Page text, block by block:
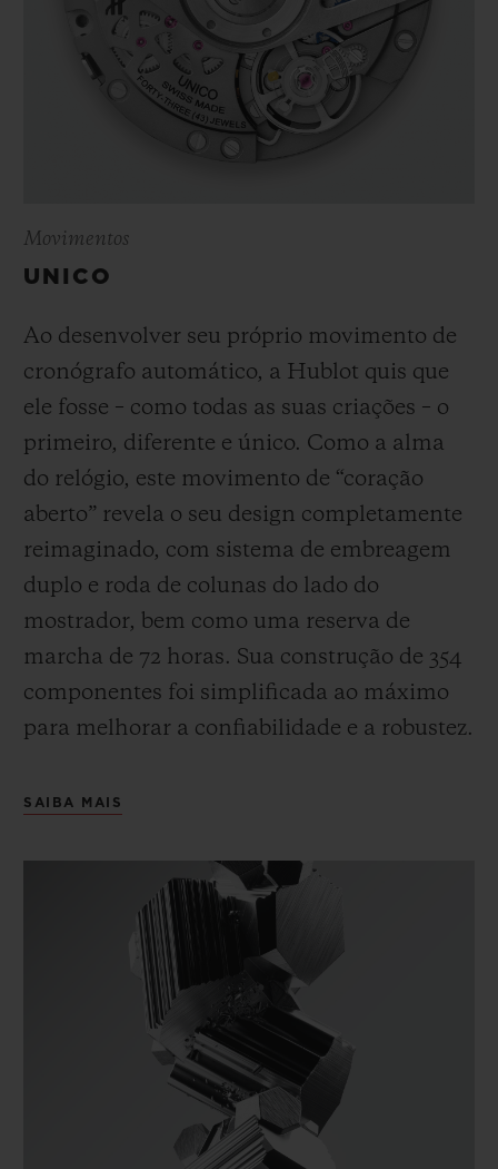
Movimentos
UNICO
Ao desenvolver seu próprio movimento de
cronógrafo automático, a Hublot quis que
ele fosse – como todas as suas criações – o
primeiro, diferente e único. Como a alma
do relógio, este movimento de “coração
aberto” revela o seu design completamente
reimaginado, com sistema de embreagem
duplo e roda de colunas do lado do
mostrador, bem como uma reserva de
marcha de 72 horas. Sua construção de 354
componentes foi simplificada ao máximo
para melhorar a confiabilidade e a robustez.
SAIBA MAIS